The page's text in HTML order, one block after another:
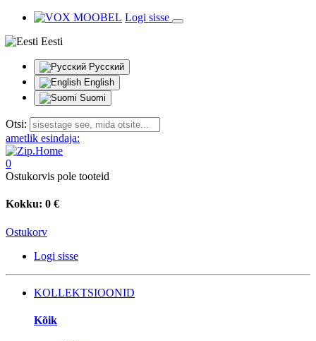
Logi sisse
Eesti
Русский
English
Suomi
Otsi:
ametlik esindaja:
0
Ostukorvis pole tooteid
Kokku: 0 €
Ostukorv
Logi sisse
KOLLEKTSIOONID
Kõik